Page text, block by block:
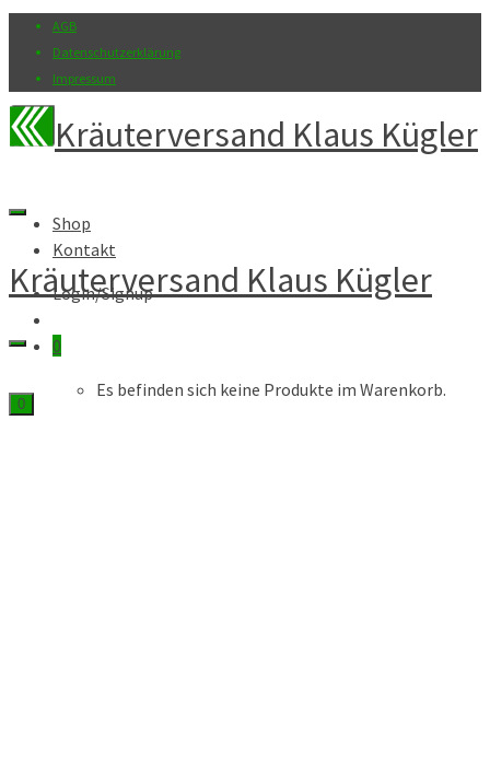
AGB
Datenschutzerklärung
Impressum
Kräuterversand Klaus Kügler
Shop
Kontakt
Login/Signup
0
Es befinden sich keine Produkte im Warenkorb.
Kräuterversand Klaus Kügler
0